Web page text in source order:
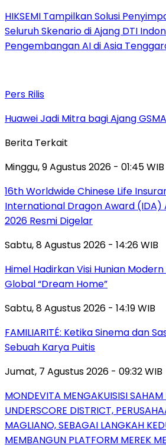
HIKSEMI Tampilkan Solusi
Seluruh Skenario di Ajang DTI
Pengembangan AI di Asia
Pers Rilis
Huawei Jadi Mitra bagi Ajang
Berita Terkait
Minggu, 9 Agustus 2026 - 01:45 WIB
16th Worldwide Chinese Life
International Dragon Award (IDA)
2026 Resmi Digelar
Sabtu, 8 Agustus 2026 - 14:26 WIB
Himel Hadirkan Visi Hunian
Global “Dream Home”
Sabtu, 8 Agustus 2026 - 14:19 WIB
FAMILIARITÉ: Ketika Sinema dan
Sebuah Karya Puitis
Jumat, 7 Agustus 2026 - 09:32 WIB
MONDEVITA MENGAKUISISI
UNDERSCORE DISTRICT,
MAGLIANO, SEBAGAI LANGKAH
MEMBANGUN PLATFORM MEREK